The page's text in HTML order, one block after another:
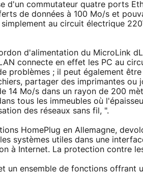
d'un commutateur quatre ports
de données à 100 Mo/s et
au circuit électrique
d'alimentation du MicroLink
connecte en effet les PC au
problèmes ; il peut également être
partager des imprimantes ou
14 Mo/s dans un rayon de 200
tous les immeubles où
des réseaux sans fil, ".
HomePlug en Allemagne,
systèmes utiles dans une
à Internet. La protection contre
un ensemble de fonctions offrant